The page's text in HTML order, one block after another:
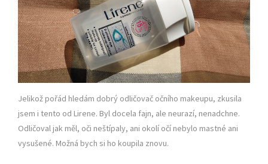
Jelikož pořád hledám dobrý odličovač očního makeupu, zkusila
jsem i tento od Lirene. Byl docela fajn, ale neurazí, nenadchne.
Odličoval jak měl, oči neštípaly, ani okolí očí nebylo mastné ani
vysušené. Možná bych si ho koupila znovu.